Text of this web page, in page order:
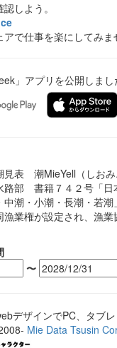
しよう。
で仕事を楽にしてみま
」アプリを公開しまし
表 潮MieYell（しおみ
部 書籍７４２号「日
潮・小潮・長潮・若潮
業権が設定され、漁
〜
デザインでPC、タブ
Mie Data Tsusin